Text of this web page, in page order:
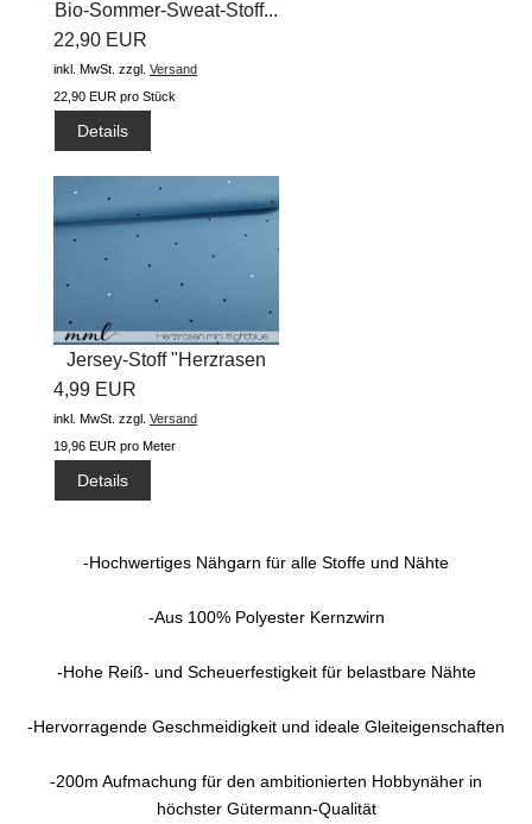
Bio-Sommer-Sweat-Stoff...
22,90 EUR
inkl. MwSt. zzgl. Versand
22,90 EUR pro Stück
Details
Jersey-Stoff "Herzrasen
4,99 EUR
inkl. MwSt. zzgl. Versand
19,96 EUR pro Meter
Details
-Hochwertiges Nähgarn für alle Stoffe und Nähte
-Aus 100% Polyester Kernzwirn
-Hohe Reiß- und Scheuerfestigkeit für belastbare Nähte
-Hervorragende Geschmeidigkeit und ideale Gleiteigenschaften
-200m Aufmachung für den ambitionierten Hobbynäher in
höchster Gütermann-Qualität